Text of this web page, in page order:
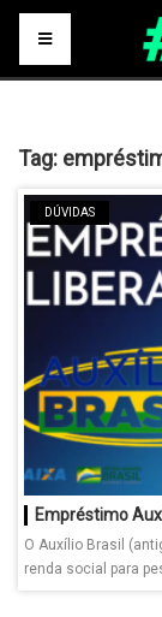
Tag:
DÚVIDAS
Empréstimo
O Auxílio Brasil
renda social para